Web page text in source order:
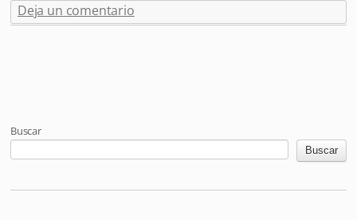
Deja un comentario
Buscar
Buscar